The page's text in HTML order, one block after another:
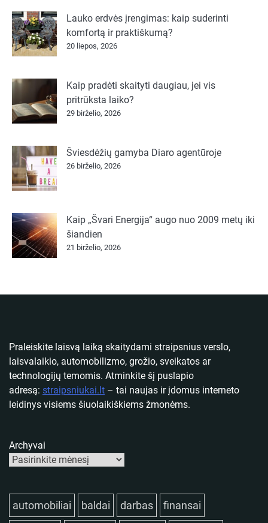
Lauko erdvės įrengimas: kaip suderinti
komfortą ir praktiškumą?
20 liepos, 2026
Kaip pradėti skaityti daugiau, jei vis
pritrūksta laiko?
29 birželio, 2026
Šviesdėžių gamyba Diaro agentūroje
26 birželio, 2026
Kaip „Švari Energija“ augo nuo 2009 metų iki
šiandien
21 birželio, 2026
Praleiskite laisvą laiką skaitydami straipsnius verslo,
laisvalaikio, automobilizmo, grožio, sveikatos ar
technologijų temomis. Atminkite šį puslapio
adresą: straipsniukai.lt – tai naujas ir įdomus interneto
leidinys visiems šiuolaikiškiems žmonėms.
Archyvai
automobiliai baldai darbas finansai